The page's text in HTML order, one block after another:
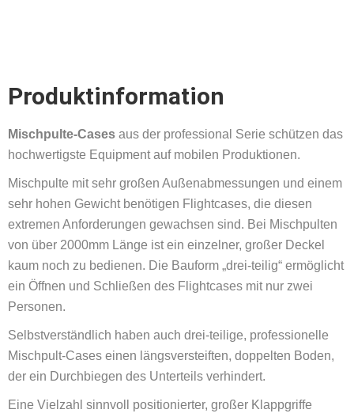
Produktinformation
Mischpulte-Cases aus der professional Serie schützen das
hochwertigste Equipment auf mobilen Produktionen.
Mischpulte mit sehr großen Außenabmessungen und einem
sehr hohen Gewicht benötigen Flightcases, die diesen
extremen Anforderungen gewachsen sind. Bei Mischpulten
von über 2000mm Länge ist ein einzelner, großer Deckel
kaum noch zu bedienen. Die Bauform „drei-teilig“ ermöglicht
ein Öffnen und Schließen des Flightcases mit nur zwei
Personen.
Selbstverständlich haben auch drei-teilige, professionelle
Mischpult-Cases einen längsversteiften, doppelten Boden,
der ein Durchbiegen des Unterteils verhindert.
Eine Vielzahl sinnvoll positionierter, großer Klappgriffe